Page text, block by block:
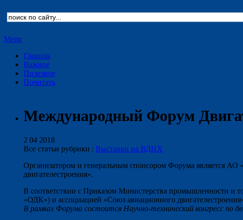
Menu
Главная
Важное
Полезное
Почитать
Международный Форум
2 04 2018
Все статьи рубрики : Выставки на ВДНХ
Организатором и генеральным спонсором Форума является АО
двигателестроения».
В соответствии с Приказом Министерства промышленности и
«ОДК») и ассоциацией «Союз авиационного
В рамках Форума состоится Научно-технический конгресс по